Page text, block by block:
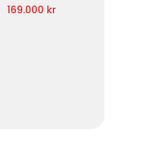
169.000 kr